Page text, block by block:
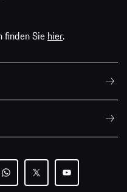
finden Sie hier.